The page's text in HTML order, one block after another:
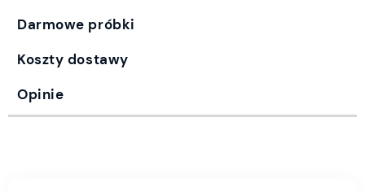
Darmowe próbki
Koszty dostawy
Opinie